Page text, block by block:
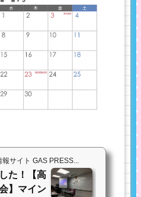
サイト GAS PRESS...
た！【高
】マイン